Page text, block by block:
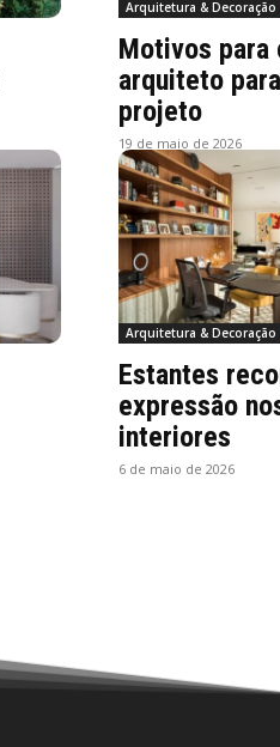
Arquitetura & Decoração
Motivos para
arquiteto
projeto
19 de maio de 2026
Arquitetura & Decoração
Estantes
expressão
interiores
6 de maio de 2026